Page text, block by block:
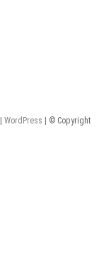
WordPress | © Copyright